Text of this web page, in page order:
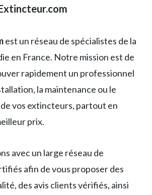
est un réseau de spécialistes de la
en France. Notre mission est de
rapidement un professionnel
la maintenance ou le
vos extincteurs, partout en
prix.
avec un large réseau de
afin de vous proposer des
des avis clients vérifiés, ainsi